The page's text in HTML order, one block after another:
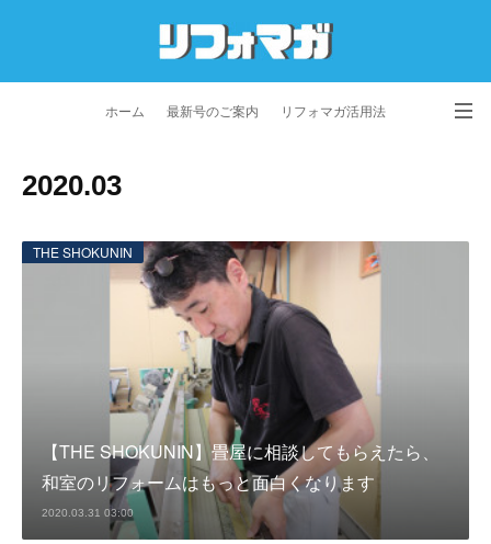
ホーム 最新号のご案内 リフォマガ活用法
2020.03
THE SHOKUNIN
【THE SHOKUNIN】畳屋に相談してもらえたら、
和室のリフォームはもっと面白くなります
2020.03.31 03:00